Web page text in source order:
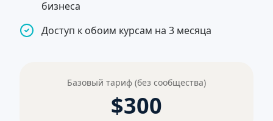
бизнеса
Доступ к обоим курсам на 3 месяца
Базовый тариф (без сообщества)
$300